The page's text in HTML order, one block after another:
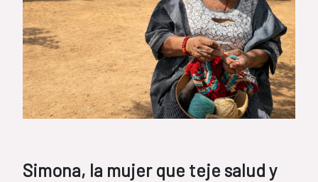
Simona, la mujer que teje salud y